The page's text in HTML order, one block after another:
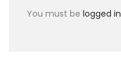
You must be logged in